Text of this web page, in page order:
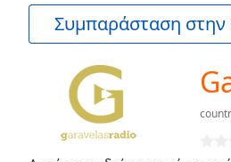
Current
0:00Συμπαράσταση στην